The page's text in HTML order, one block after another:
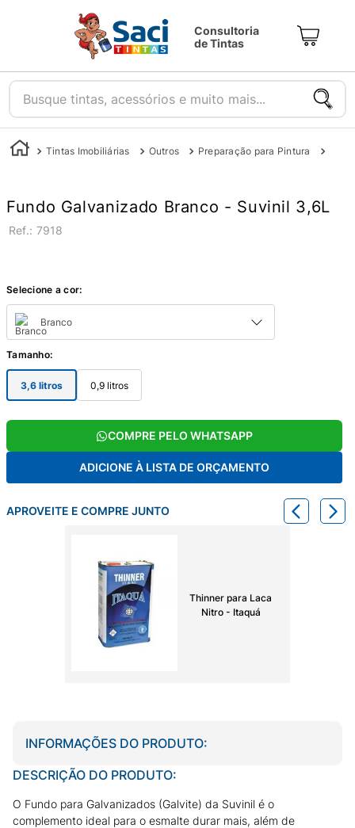
Consultoria
de Tintas
Busque tintas, acessórios e muito mais...
Tintas Imobiliárias Outros Preparação para Pintura
Fundo Galvanizado Branco - Suvinil 3,6L
: 7918
Selecione a cor:
Branco
Tamanho:
3,6 litros 0,9 litros
COMPRE PELO WHATSAPP
ADICIONE À LISTA DE ORÇAMENTO
APROVEITE E COMPRE JUNTO
Thinner para Laca
Nitro - Itaquá
INFORMAÇÕES DO PRODUTO:
DESCRIÇÃO DO PRODUTO:
O Fundo para Galvanizados (Galvite) da Suvinil é o
complemento ideal para o esmalte durar mais, além de